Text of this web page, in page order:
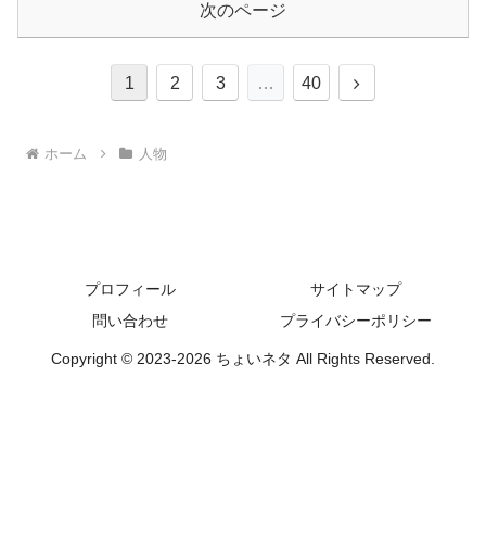
次のページ
1 2 3 … 40
次
ホーム 人物
プロフィール
サイトマップ
問い合わせ
プライバシーポリシー
Copyright © 2023-2026 ちょいネタ All Rights Reserved.